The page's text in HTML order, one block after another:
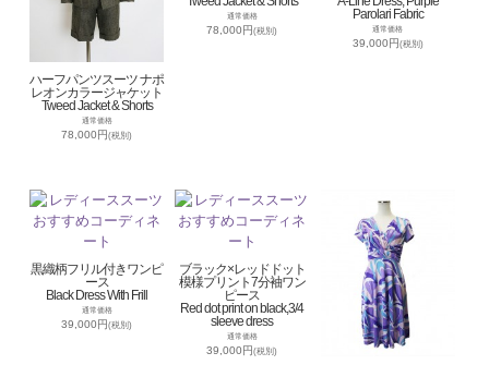
ハーフパンツスーツ ナポ
レオンカラージャケット
Tweed Jacket & Shorts
通常価格
78,000円(税別)
通常価格
78,000円(税別)
Parolari Fabric
通常価格
39,000円(税別)
黒織柄フリル付きワンピ
ース
Black Dress With Frill
通常価格
39,000円(税別)
ブラック×レッドドット
模様プリント7分袖ワン
ピース
Red dot print on black,3/4
sleeve dress
通常価格
39,000円(税別)